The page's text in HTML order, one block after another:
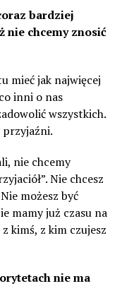
bardziej
nie chcemy znosić
mieć jak najwięcej
inni o nas
wszystkich.
przyjaźni.
nie chcemy
Nie chcesz
możesz być
mamy już czasu na
kimś, z kim czujesz
nie ma